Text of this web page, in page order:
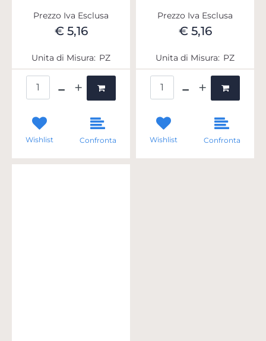
Prezzo Iva Esclusa
€ 5,16
Unita di Misura: PZ
Wishlist Confronta
Prezzo Iva Esclusa
€ 5,16
Unita di Misura: PZ
Wishlist Confronta